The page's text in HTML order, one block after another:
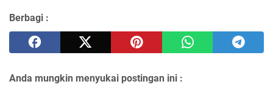
Berbagi :
Anda mungkin menyukai postingan ini :